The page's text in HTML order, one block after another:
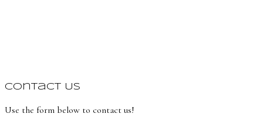
Contact Us
Use the form below to contact us!